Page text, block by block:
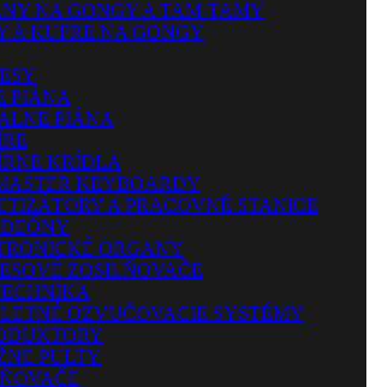
NA GONGY A TAM-TAMY
A KUFRE NA GONGY
PIÁNA
PIÁNA
KRÍDLA
KEYBOARDY
A PRACOVNÉ STANICE
ORGANY
ZOSILŇOVAČE
OZVUČOVACIE SYSTÉMY
PULTY